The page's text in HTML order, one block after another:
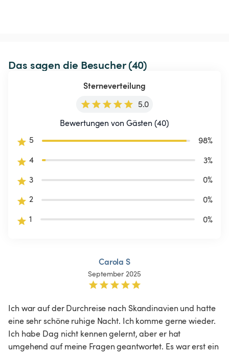
Das sagen die Besucher (40)
Sterneverteilung
5.0
Bewertungen von Gästen (40)
5
98%
4
3%
3
0%
2
0%
1
0%
Carola S
September 2025
Ich war auf der Durchreise nach Skandinavien und hatte
eine sehr schöne ruhige Nacht. Ich komme gerne wieder.
Ich habe Dag nicht kennen gelernt, aber er hat
umgehend auf meine Fragen geantwortet. Es war erst ein